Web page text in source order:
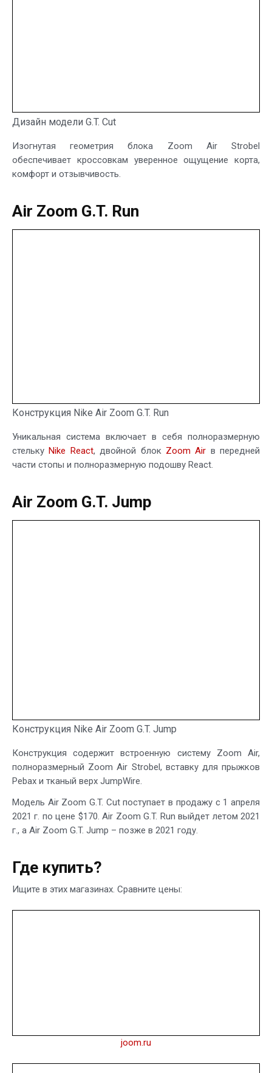
Дизайн модели G.T. Cut
Изогнутая геометрия блока Zoom Air Strobel
обеспечивает кроссовкам уверенное ощущение корта,
комфорт и отзывчивость.
Air Zoom G.T. Run
Конструкция Nike Air Zoom G.T. Run
Уникальная система включает в себя полноразмерную
стелькуNike React, двойной блок Zoom Air в передней
части стопы и полноразмерную подошву React.
Air Zoom G.T. Jump
Конструкция Nike Air Zoom G.T. Jump
Конструкция содержит встроенную систему Zoom Air,
полноразмерный Zoom Air Strobel, вставку для прыжков
Pebax и тканый верх JumpWire.
Модель Air Zoom G.T. Cut поступает в продажу с 1 апреля
2021 г. по цене $170. Air Zoom G.T. Run выйдет летом 2021
г., а Air Zoom G.T. Jump – позже в 2021 году.
Где купить?
Ищите в этих магазинах. Сравните цены:
joom.ru